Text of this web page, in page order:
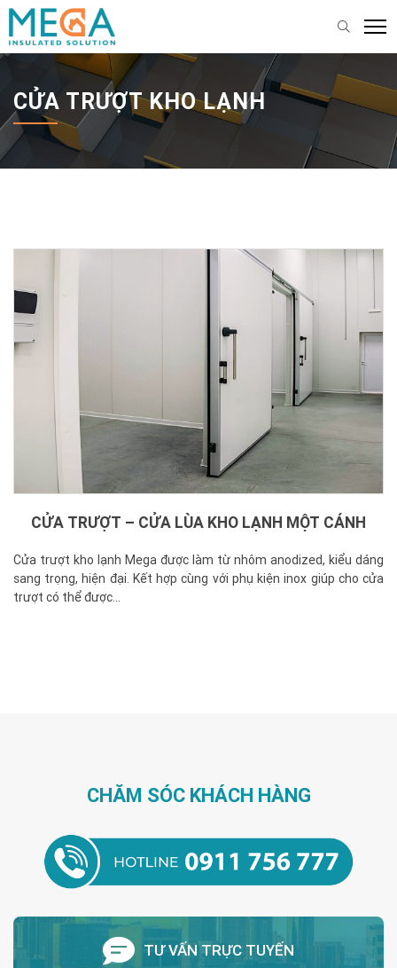
CỬA TRƯỢT KHO LẠNH
CỬA TRƯỢT – CỬA LÙA KHO LẠNH MỘT CÁNH
Cửa trượt kho lạnh Mega được làm từ nhôm anodized, kiểu dáng
sang trọng, hiện đại. Kết hợp cùng với phụ kiện inox giúp cho cửa
trượt có thể được...
CHĂM SÓC KHÁCH HÀNG
TƯ VẤN TRỰC TUYẾN